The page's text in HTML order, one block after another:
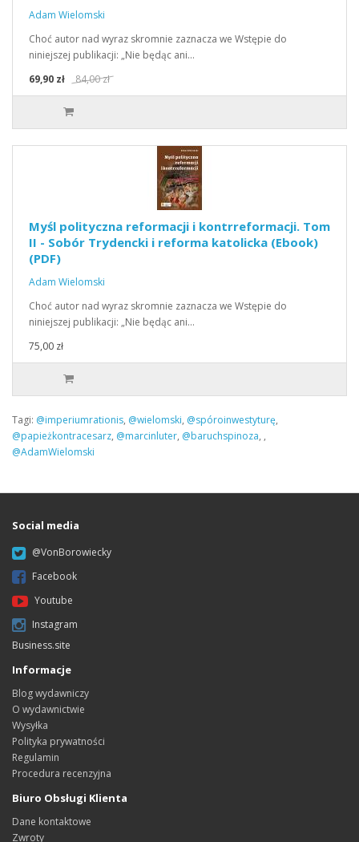
Adam Wielomski
Choć autor nad wyraz skromnie zaznacza we Wstępie do
niniejszej publikacji: „Nie będąc ani…
69,90 zł
84,00 zł
Myśl polityczna reformacji i kontrreformacji. Tom
II - Sobór Trydencki i reforma katolicka (Ebook)
(PDF)
Adam Wielomski
Choć autor nad wyraz skromnie zaznacza we Wstępie do
niniejszej publikacji: „Nie będąc ani…
75,00 zł
Tagi: @imperiumrationis, @wielomski, @spóroinwestyturę,
@papieżkontracesarz, @marcinluter, @baruchspinoza, ,
@AdamWielomski
Social media
@VonBorowiecky
Facebook
Youtube
Instagram
Business.site
Informacje
Blog wydawniczy
O wydawnictwie
Wysyłka
Polityka prywatności
Regulamin
Procedura recenzyjna
Biuro Obsługi Klienta
Dane kontaktowe
Zwroty